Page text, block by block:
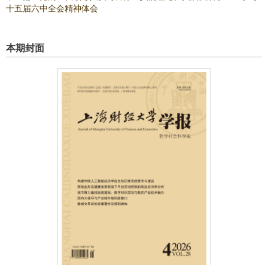
十五届六中全会精神体会
本期封面